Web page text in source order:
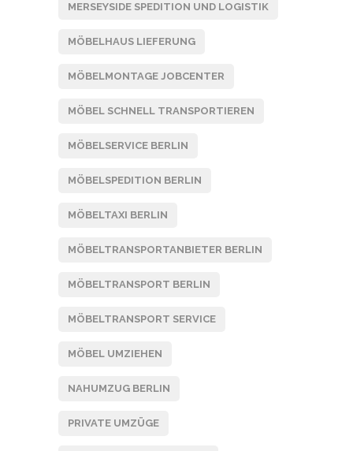
MERSEYSIDE SPEDITION UND LOGISTIK
MÖBELHAUS LIEFERUNG
MÖBELMONTAGE JOBCENTER
MÖBEL SCHNELL TRANSPORTIEREN
MÖBELSERVICE BERLIN
MÖBELSPEDITION BERLIN
MÖBELTAXI BERLIN
MÖBELTRANSPORTANBIETER BERLIN
MÖBELTRANSPORT BERLIN
MÖBELTRANSPORT SERVICE
MÖBEL UMZIEHEN
NAHUMZUG BERLIN
PRIVATE UMZÜGE